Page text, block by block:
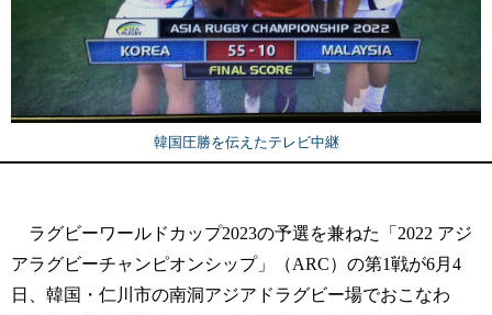
韓国圧勝を伝えたテレビ中継
ラグビーワールドカップ2023の予選を兼ねた「2022 アジ
アラグビーチャンピオンシップ」（ARC）の第1戦が6月4
日、韓国・仁川市の南洞アジアドラグビー場でおこなわ